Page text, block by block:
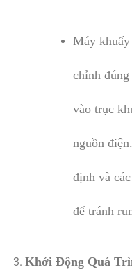
Máy
chỉnh
vào trục
nguồn
định và
để tránh
Khởi Động Quá